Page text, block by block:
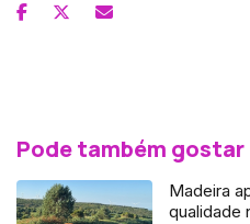
Pode também gostar
Madeira
qualidade